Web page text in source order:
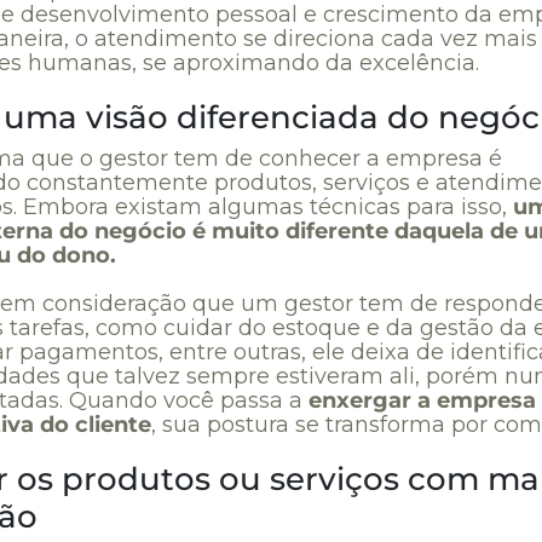
desenvolvimento pessoal e crescimento da
o atendimento se direciona cada vez mais
humanas, se aproximando da excelência.
visão diferenciada do
que o gestor tem de conhecer a empresa é
constantemente produtos, serviços e
Embora existam algumas técnicas para isso,
do negócio é muito diferente daquela de
do dono.
consideração que um gestor tem de
tarefas, como cuidar do estoque e da gestão da
pagamentos, entre outras, ele deixa de
que talvez sempre estiveram ali, porém
Quando você passa a enxergar a empresa
do cliente, sua postura se transforma por
os produtos ou serviços com